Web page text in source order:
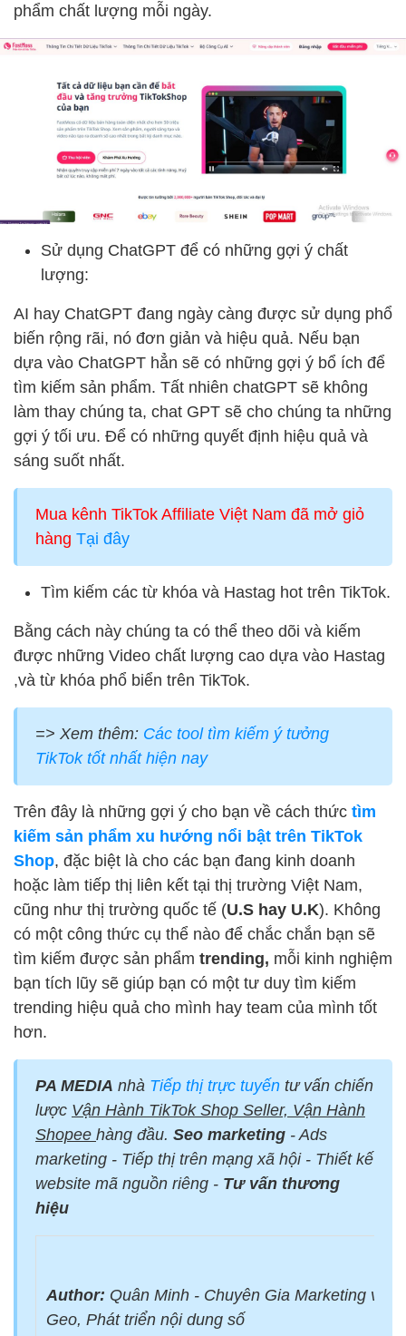
phẩm chất lượng mỗi ngày.
Sử dụng ChatGPT để có những gợi ý chất
lượng:
AI hay ChatGPT đang ngày càng được sử dụng phổ
biến rộng rãi, nó đơn giản và hiệu quả. Nếu bạn
dựa vào ChatGPT hẳn sẽ có những gợi ý bổ ích để
tìm kiếm sản phẩm. Tất nhiên chatGPT sẽ không
làm thay chúng ta, chat GPT sẽ cho chúng ta những
gợi ý tối ưu. Để có những quyết định hiệu quả và
sáng suốt nhất.
Mua kênh TikTok Affiliate Việt Nam đã mở giỏ
hàng Tại đây
Tìm kiếm các từ khóa và Hastag hot trên TikTok.
Bằng cách này chúng ta có thể theo dõi và kiếm
được những Video chất lượng cao dựa vào Hastag
,và từ khóa phổ biển trên TikTok.
=> Xem thêm: Các tool tìm kiếm ý tưởng
TikTok tốt nhất hiện nay
Trên đây là những gợi ý cho bạn về cách thức tìm
kiếm sản phẩm xu hướng nổi bật trên TikTok
Shop, đặc biệt là cho các bạn đang kinh doanh
hoặc làm tiếp thị liên kết tại thị trường Việt Nam,
cũng như thị trường quốc tế (U.S hay U.K). Không
có một công thức cụ thể nào để chắc chắn bạn sẽ
tìm kiếm được sản phẩm trending, mỗi kinh nghiệm
bạn tích lũy sẽ giúp bạn có một tư duy tìm kiếm
trending hiệu quả cho mình hay team của mình tốt
hơn.
PA MEDIA nhà Tiếp thị trực tuyến tư vấn chiến
lược Vận Hành TikTok Shop Seller, Vận Hành
Shopee hàng đầu. Seo marketing - Ads
marketing - Tiếp thị trên mạng xã hội - Thiết kế
website mã nguồn riêng - Tư vấn thương
hiệu
Author: Quân Minh - Chuyên Gia Marketing với
Geo, Phát triển nội dung số